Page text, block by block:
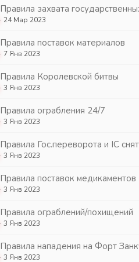
Правила захвата
24 Мар 2023
Правила поставок материалов
7 Янв 2023
Правила Королевской битвы
3 Янв 2023
Правила ограбления 24/7
3 Янв 2023
Правила Гос.переворота и IC
3 Янв 2023
Правила поставок медикаментов
3 Янв 2023
Правила ограблений/похищений
3 Янв 2023
Правила нападения на Форт
3 Янв 2023